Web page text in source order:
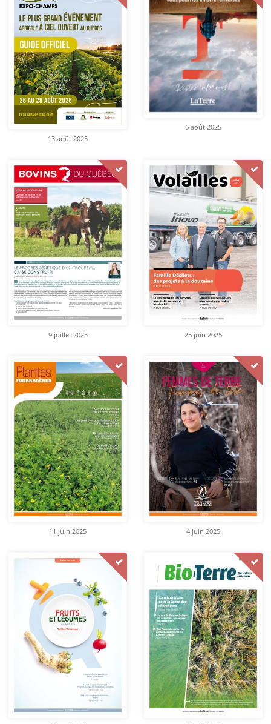
13 août 2025
6 août 2025
9 juillet 2025 25 juin 2025
11 juin 2025 4 juin 2025